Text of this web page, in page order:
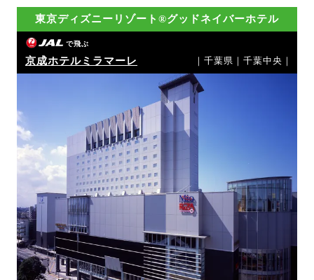
東京ディズニーリゾート®グッドネイバーホテル
で飛ぶ
京成ホテルミラマーレ ｜千葉県｜千葉中央｜